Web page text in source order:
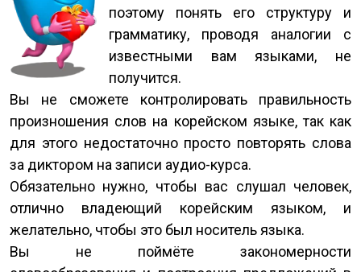
поэтому понять его структуру и
грамматику, проводя аналогии с
известными вам языками, не
получится.
Вы не сможете контролировать правильность
произношения слов на корейском языке, так как
для этого недостаточно просто повторять слова
за диктором на записи аудио-курса.
Обязательно нужно, чтобы вас слушал человек,
отлично владеющий корейским языком, и
желательно, чтобы это был носитель языка.
Вы не поймёте закономерности